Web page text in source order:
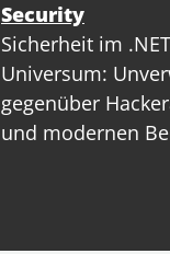
Security
Sicherheit im
Universum:
gegenüber
und modernen